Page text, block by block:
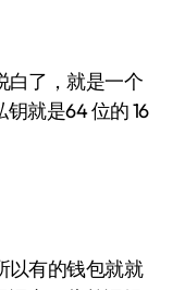
白了，就是一个
就是64 位的 16
以有的钱包就就